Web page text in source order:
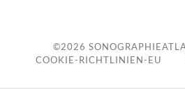
©2026
COOKIE-RICHTLINIEN-EU